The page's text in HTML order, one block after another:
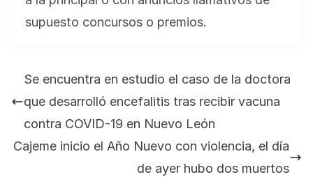
supuesto concursos o premios.
Se encuentra en estudio el caso de la doctora
que desarrolló encefalitis tras recibir vacuna
contra COVID-19 en Nuevo León
Cajeme inicio el Año Nuevo con violencia, el día
de ayer hubo dos muertos